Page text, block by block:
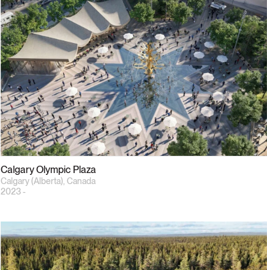
Calgary Olympic Plaza
Calgary (Alberta), Canada
2023 -